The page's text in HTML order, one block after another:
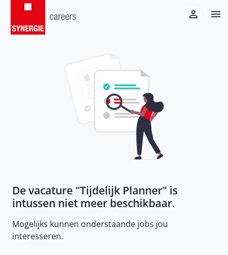
De vacature "Tijdelijk Planner" is
intussen niet meer beschikbaar.
Mogelijks kunnen onderstaande jobs jou
interesseren.